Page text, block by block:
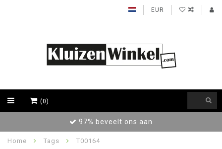
EUR
(0)
97% beveelt ons aan
Home Tags T00164